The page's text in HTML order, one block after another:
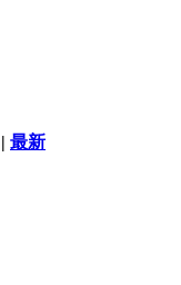
| 最新